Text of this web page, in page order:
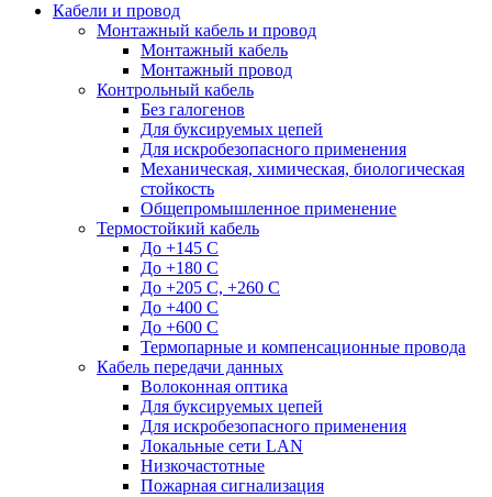
Кабели и провод
Монтажный кабель и провод
Монтажный кабель
Монтажный провод
Контрольный кабель
Без галогенов
Для буксируемых цепей
Для искробезопасного применения
Механическая, химическая, биологическая
стойкость
Общепромышленное применение
Термостойкий кабель
До +145 С
До +180 C
До +205 С, +260 С
До +400 C
До +600 С
Термопарные и компенсационные провода
Кабель передачи данных
Волоконная оптика
Для буксируемых цепей
Для искробезопасного применения
Локальные сети LAN
Низкочастотные
Пожарная сигнализация